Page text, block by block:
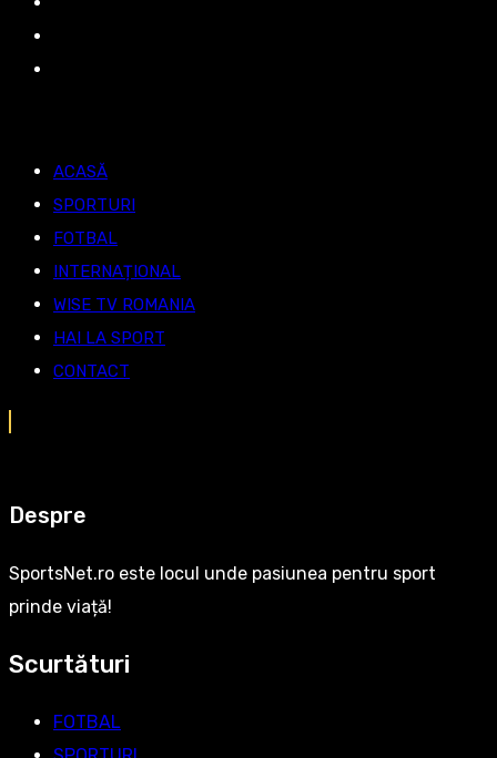
ACASĂ
SPORTURI
FOTBAL
INTERNAȚIONAL
WISE TV ROMANIA
HAI LA SPORT
CONTACT
Despre
SportsNet.ro este locul unde pasiunea pentru sport
prinde viață!
Scurtături
FOTBAL